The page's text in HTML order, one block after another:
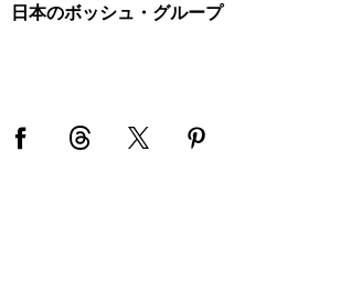
日本のボッシュ・グループ